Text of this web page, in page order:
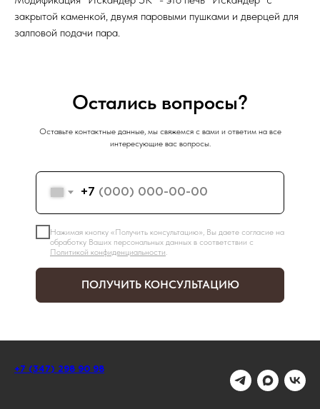
закрытой каменкой, двумя паровыми пушками и дверцей для
залповой подачи пара.
Остались вопросы?
Оставьте контактные данные, мы свяжемся с вами и ответим на все
интересующие вас вопросы.
+7
Нажимая кнопку «Получить консультацию», Вы даете согласие на
обработку Ваших персональных данных в соответствии с
Политикой конфиденциальности
ПОЛУЧИТЬ КОНСУЛЬТАЦИЮ
+7 (347) 298 90 98